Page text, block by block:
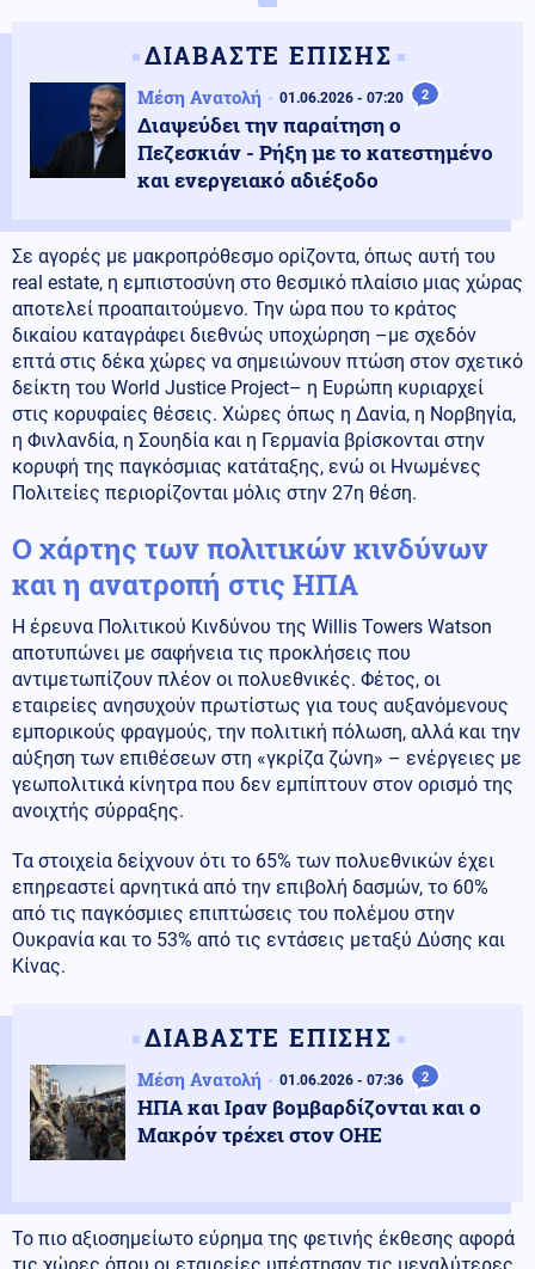
ΔΙΑΒΑΣΤΕ ΕΠΙΣΗΣ
Μέση Ανατολή 01.06.2026 - 07:20 2
Διαψεύδει την παραίτηση ο
Πεζεσκιάν - Ρήξη με το κατεστημένο
και ενεργειακό αδιέξοδο
Σε αγορές με μακροπρόθεσμο ορίζοντα, όπως αυτή του
real estate, η εμπιστοσύνη στο θεσμικό πλαίσιο μιας χώρας
αποτελεί προαπαιτούμενο. Την ώρα που το κράτος
δικαίου καταγράφει διεθνώς υποχώρηση –με σχεδόν
επτά στις δέκα χώρες να σημειώνουν πτώση στον σχετικό
δείκτη του World Justice Project– η Ευρώπη κυριαρχεί
στις κορυφαίες θέσεις. Χώρες όπως η Δανία, η Νορβηγία,
η Φινλανδία, η Σουηδία και η Γερμανία βρίσκονται στην
κορυφή της παγκόσμιας κατάταξης, ενώ οι Ηνωμένες
Πολιτείες περιορίζονται μόλις στην 27η θέση.
Ο χάρτης των πολιτικών κινδύνων
και η ανατροπή στις ΗΠΑ
Η έρευνα Πολιτικού Κινδύνου της Willis Towers Watson
αποτυπώνει με σαφήνεια τις προκλήσεις που
αντιμετωπίζουν πλέον οι πολυεθνικές. Φέτος, οι
εταιρείες ανησυχούν πρωτίστως για τους αυξανόμενους
εμπορικούς φραγμούς, την πολιτική πόλωση, αλλά και την
αύξηση των επιθέσεων στη «γκρίζα ζώνη» – ενέργειες με
γεωπολιτικά κίνητρα που δεν εμπίπτουν στον ορισμό της
ανοιχτής σύρραξης.
Τα στοιχεία δείχνουν ότι το 65% των πολυεθνικών έχει
επηρεαστεί αρνητικά από την επιβολή δασμών, το 60%
από τις παγκόσμιες επιπτώσεις του πολέμου στην
Ουκρανία και το 53% από τις εντάσεις μεταξύ Δύσης και
Κίνας.
ΔΙΑΒΑΣΤΕ ΕΠΙΣΗΣ
Μέση Ανατολή 01.06.2026 - 07:36 2
ΗΠΑ και Ιραν βομβαρδίζονται και ο
Μακρόν τρέχει στον ΟΗΕ
Το πιο αξιοσημείωτο εύρημα της φετινής έκθεσης αφορά